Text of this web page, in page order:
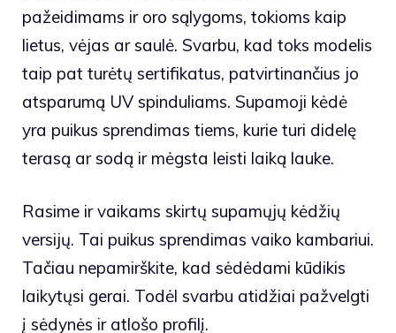
pažeidimams ir oro sąlygoms, tokioms kaip
lietus, vėjas ar saulė. Svarbu, kad toks modelis
taip pat turėtų sertifikatus, patvirtinančius jo
atsparumą UV spinduliams. Supamoji kėdė
yra puikus sprendimas tiems, kurie turi didelę
terasą ar sodą ir mėgsta leisti laiką lauke.
Rasime ir vaikams skirtų supamųjų kėdžių
versijų. Tai puikus sprendimas vaiko kambariui.
Tačiau nepamirškite, kad sėdėdami kūdikis
laikytųsi gerai. Todėl svarbu atidžiai pažvelgti
į sėdynės ir atlošo profilį.